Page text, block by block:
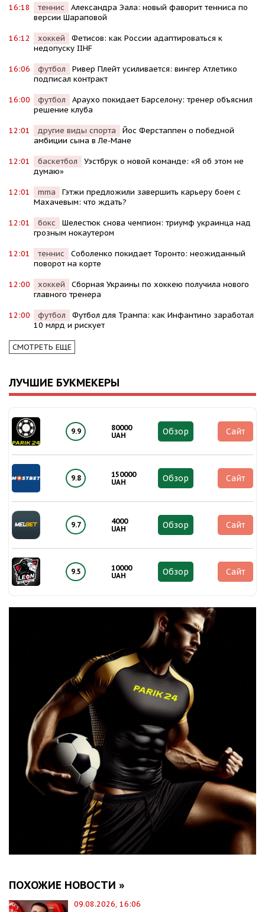
16:18 теннис
Александра Эала: новый фаворит тенниса по
версии Шараповой
16:12 хоккей
Фетисов: как России адаптироваться к
недопуску IIHF
16:06 футбол
Ривер Плейт усиливается: вингер Атлетико
подписал контракт
16:00 футбол
Араухо покидает Барселону: тренер объяснил
решение клуба
12:01 другие виды спорта
Йос Ферстаппен о победной
амбиции сына в Ле-Мане
12:01 баскетбол
Уэстбрук о новой команде: «Я об этом не
думаю»
12:01 mma
Гэтжи предложили завершить карьеру боем с
Махачевым: что ждать?
12:01 бокс
Шелестюк снова чемпион: триумф украинца над
грозным нокаутером
12:01 теннис
Соболенко покидает Торонто: неожиданный
поворот на корте
12:00 хоккей
Сборная Украины по хоккею получила нового
главного тренера
12:00 футбол
Футбол для Трампа: как Инфантино заработал
10 млрд и рискует
СМОТРЕТЬ ЕЩЕ
ЛУЧШИЕ БУКМЕКЕРЫ
9.9
80000
UAH
Обзор Сайт
9.8
150000
UAH
Обзор Сайт
9.7
4000
UAH
Обзор Сайт
9.5
10000
UAH
Обзор Сайт
ПОХОЖИЕ НОВОСТИ »
09.08.2026, 16:06